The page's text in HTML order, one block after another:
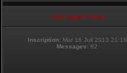
Club Supra France
Inscription: Mar 16 Juil 2013 21:16
Messages: 82